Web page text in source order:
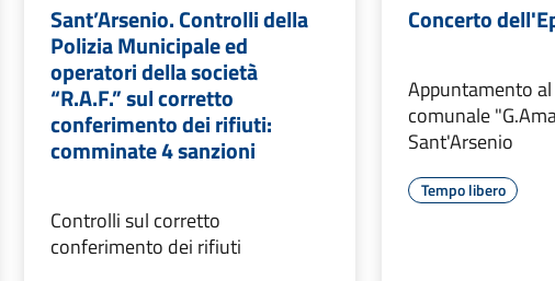
Sant’Arsenio. Controlli della
Polizia Municipale ed
operatori della società
“R.A.F.” sul corretto
conferimento dei rifiuti:
comminate 4 sanzioni
Controlli sul corretto
conferimento dei rifiuti
Concerto
Appuntamento
comunale
Sant'Arsenio
Tempo libero